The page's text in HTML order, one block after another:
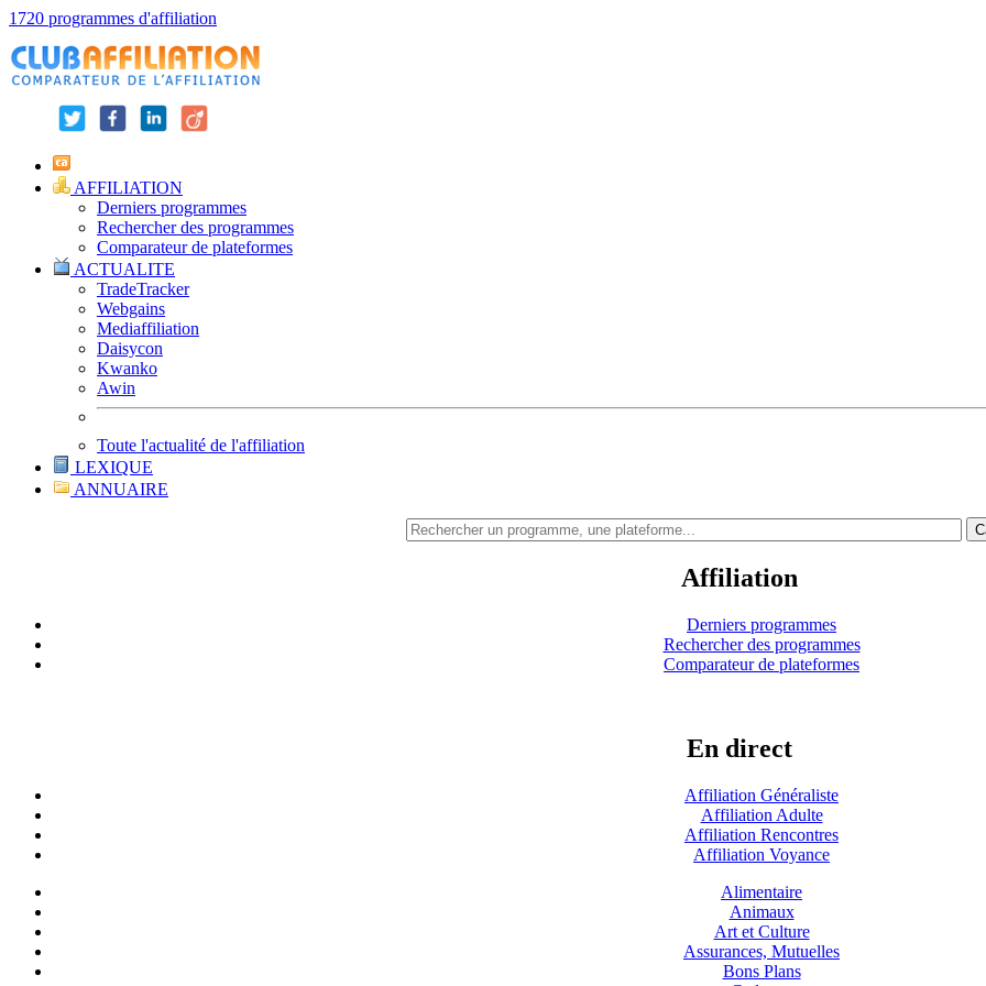
1720 programmes d'affiliation
AFFILIATION
Derniers programmes
Rechercher des programmes
Comparateur de plateformes
ACTUALITE
TradeTracker
Webgains
Mediaffiliation
Daisycon
Kwanko
Awin
Toute l'actualité de l'affiliation
LEXIQUE
ANNUAIRE
Affiliation
Derniers programmes
Rechercher des programmes
Comparateur de plateformes
En direct
Affiliation Généraliste
Affiliation Adulte
Affiliation Rencontres
Affiliation Voyance
Alimentaire
Animaux
Art et Culture
Assurances, Mutuelles
Bons Plans